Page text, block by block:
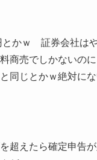
とかｗ 証券会社は
商売でしかないのに
同じとかｗ絶対に
超えたら確定申告が